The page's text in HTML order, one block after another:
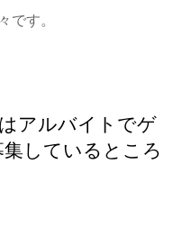
です。
アルバイトでゲ
しているところ